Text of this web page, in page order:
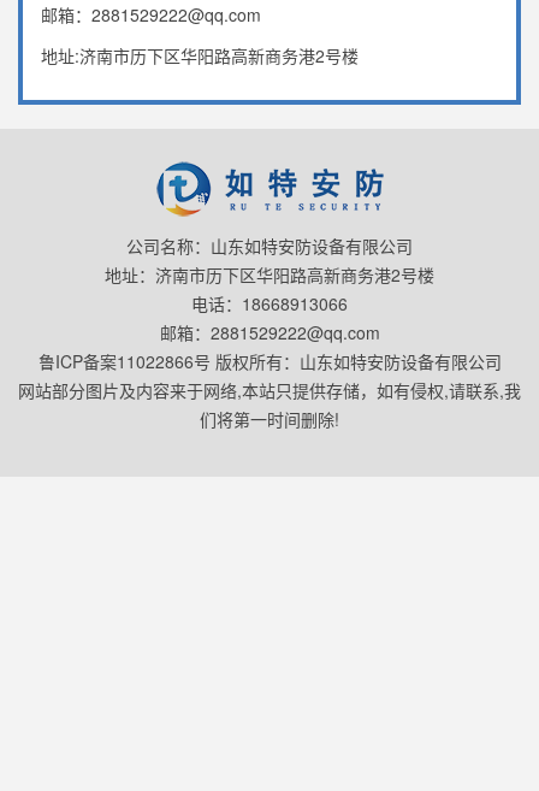
邮箱：2881529222@qq.com
地址:济南市历下区华阳路高新商务港2号楼
公司名称：山东如特安防设备有限公司
地址：济南市历下区华阳路高新商务港2号楼
电话：18668913066
邮箱：2881529222@qq.com
鲁ICP备案11022866号 版权所有：山东如特安防设备有限公司
网站部分图片及内容来于网络,本站只提供存储，如有侵权,请联系,我
们将第一时间删除!